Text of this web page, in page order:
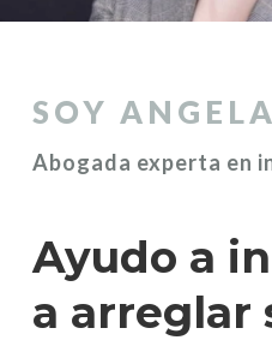
SOY
Abogada experta en
Ayudo a
a arreglar